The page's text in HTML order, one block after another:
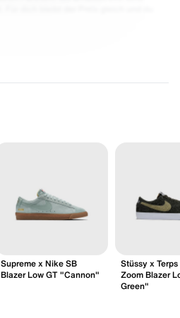
Supreme x Nike SB
Blazer Low GT "Cannon"
Stüssy x
Zoom Blazer
Green"